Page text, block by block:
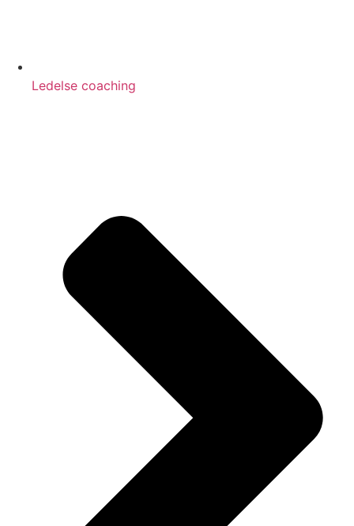
Ledelse coaching